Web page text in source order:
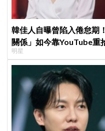
韓佳人自曝曾陷入倦怠期
關係」如今靠YouTube重
明星